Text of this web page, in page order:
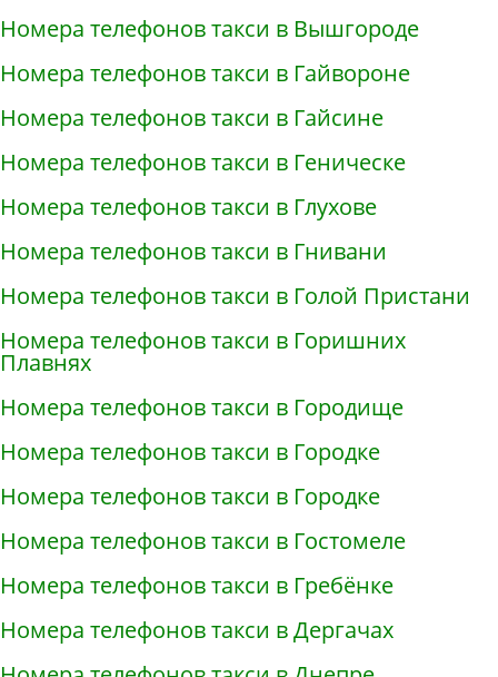
Номера телефонов такси в Вышгороде
Номера телефонов такси в Гайвороне
Номера телефонов такси в Гайсине
Номера телефонов такси в Геническе
Номера телефонов такси в Глухове
Номера телефонов такси в Гнивани
Номера телефонов такси в Голой Пристани
Номера телефонов такси в Горишних
Плавнях
Номера телефонов такси в Городище
Номера телефонов такси в Городке
Номера телефонов такси в Городке
Номера телефонов такси в Гостомеле
Номера телефонов такси в Гребёнке
Номера телефонов такси в Дергачах